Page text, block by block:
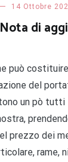
14 Ottobre
di
può costituire
del
un pò
prezzo dei
rame,